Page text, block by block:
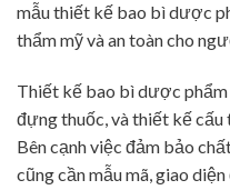
mẫu thiết kế bao bì dược
thẩm mỹ và an toàn cho
Thiết kế bao bì dược
đựng thuốc, và thiết kế
Bên cạnh việc đảm bảo
cũng cần mẫu mã, giao